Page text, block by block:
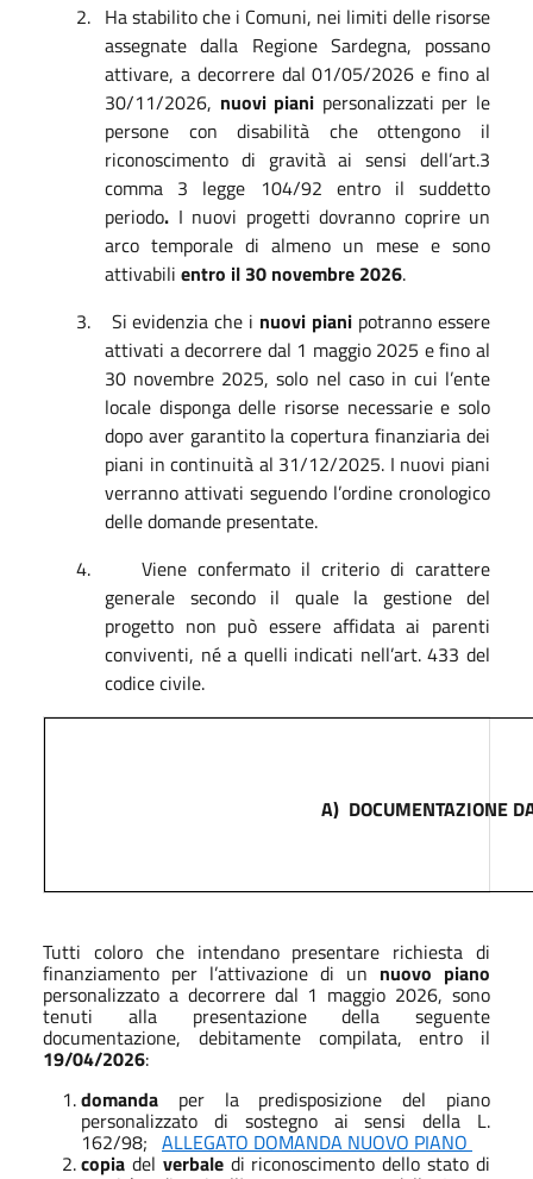
2. Ha stabilito che i Comuni, nei limiti delle risorse
assegnate dalla Regione Sardegna, possano
attivare, a decorrere dal 01/05/2026 e fino al
30/11/2026, nuovi piani personalizzati per le
persone con disabilità che ottengono il
riconoscimento di gravità ai sensi dell’art.3
comma 3 legge 104/92 entro il suddetto
periodo. I nuovi progetti dovranno coprire un
arco temporale di almeno un mese e sono
attivabili entro il 30 novembre 2026.
3.
Si evidenzia che i nuovi piani potranno essere
attivati a decorrere dal 1 maggio 2025 e fino al
30 novembre 2025, solo nel caso in cui l’ente
locale disponga delle risorse necessarie e solo
dopo aver garantito la copertura finanziaria dei
piani in continuità al 31/12/2025. I nuovi piani
verranno attivati seguendo l’ordine cronologico
delle domande presentate.
4.
Viene confermato il criterio di carattere
generale secondo il quale la gestione del
progetto non può essere affidata ai parenti
conviventi, né a quelli indicati nell’art. 433 del
codice civile.
A) DOCUMENTAZIONE
Tutti coloro che intendano presentare richiesta di
finanziamento per l’attivazione di un nuovo piano
personalizzato a decorrere dal 1 maggio 2026, sono
tenuti alla presentazione della seguente
documentazione, debitamente compilata, entro il
19/04/2026:
domanda per la predisposizione del piano
personalizzato di sostegno ai sensi della L.
162/98; ALLEGATO DOMANDA NUOVO PIANO
copia del verbaledi riconoscimento dello stato di